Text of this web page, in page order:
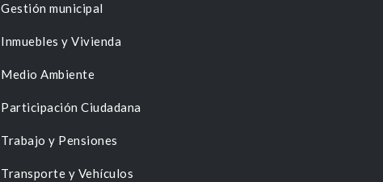
Gestión municipal
Inmuebles y Vivienda
Medio Ambiente
Participación Ciudadana
Trabajo y Pensiones
Transporte y Vehículos